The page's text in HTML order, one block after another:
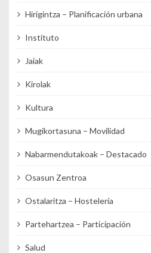
Hirigintza – Planificación urbana
Instituto
Jaiak
Kirolak
Kultura
Mugikortasuna – Movilidad
Nabarmendutakoak – Destacado
Osasun Zentroa
Ostalaritza – Hostelería
Partehartzea – Participación
Salud